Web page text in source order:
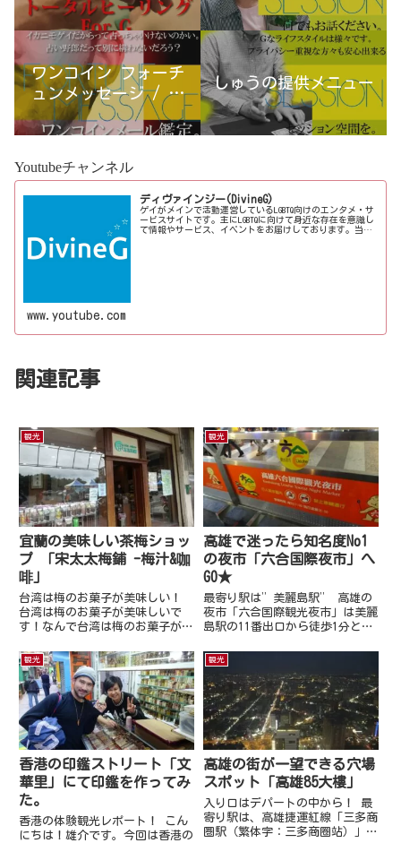
ワンコイン フォーチ
ュンメッセージ / 古
宮優雨
しゅうの提供メニュー
Youtubeチャンネル
ディヴァインジー(DivineG)
ゲイがメインで活動運営しているLGBTQ向けのエンタメ・サ
ービスサイトです。主にLGBTQに向けて身近な存在を意識し
て情報やサービス、イベントをお届けしております。当事
www.youtube.com
関連記事
観光
宜蘭の美味しい茶梅ショッ
プ 「宋太太梅鋪 -梅汁&咖
啡」
台湾は梅のお菓子が美味しい！
台湾は梅のお菓子が美味しいで
す！なんで台湾は梅のお菓子が多
「梅」であり、農産物でも「梅」
は有名です♪今回は宜蘭にある梅
を多く取り扱う「宋太太梅鋪
Mrs.Sung Plum&Coffe...
観光
高雄で迷ったら知名度No1
の夜市「六合国際夜市」へ
GO★
最寄り駅は”美麗島駅” 高雄の
夜市「六合国際観光夜市」は美麗
島駅の11番出口から徒歩1分とい
口が11番出口です！高雄駅から
も徒歩10分〜15分圏内で行けち
ゃう素敵な夜市です☆ 17:00か
らは歩行者専用に！ 六...
観光
香港の印鑑ストリート「文
華里」にて印鑑を作ってみ
た。
香港の体験観光レポート！ こん
にちは！雄介です。今回は香港の
観光
高雄の街が一望できる穴場
スポット「高雄85大樓」
入り口はデパートの中から！ 最
寄り駅は、高雄捷運紅線「三多商
圏駅（繁体字：三多商圈站）」で